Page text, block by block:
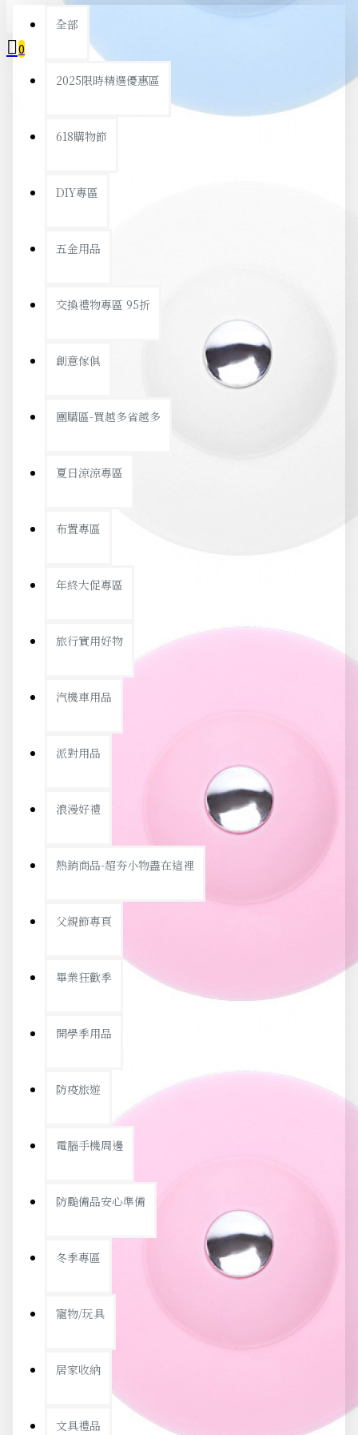
全部
2025限時精選優惠區
618購物節
DIY專區
五金用品
交換禮物專區 95折
創意傢俱
團購區-買越多省越多
夏日涼涼專區
布置專區
年終大促專區
旅行實用好物
汽機車用品
派對用品
浪漫好禮
熱銷商品-超夯小物盡在這裡
父親節專頁
畢業狂歡季
開學季用品
防疫旅遊
電腦手機周邊
防颱備品安心準備
冬季專區
寵物/玩具
居家收納
文具禮品
0
您的購物車內沒有商品！